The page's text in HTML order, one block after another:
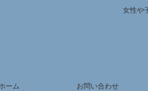
女性や
ーム お問い合わせ